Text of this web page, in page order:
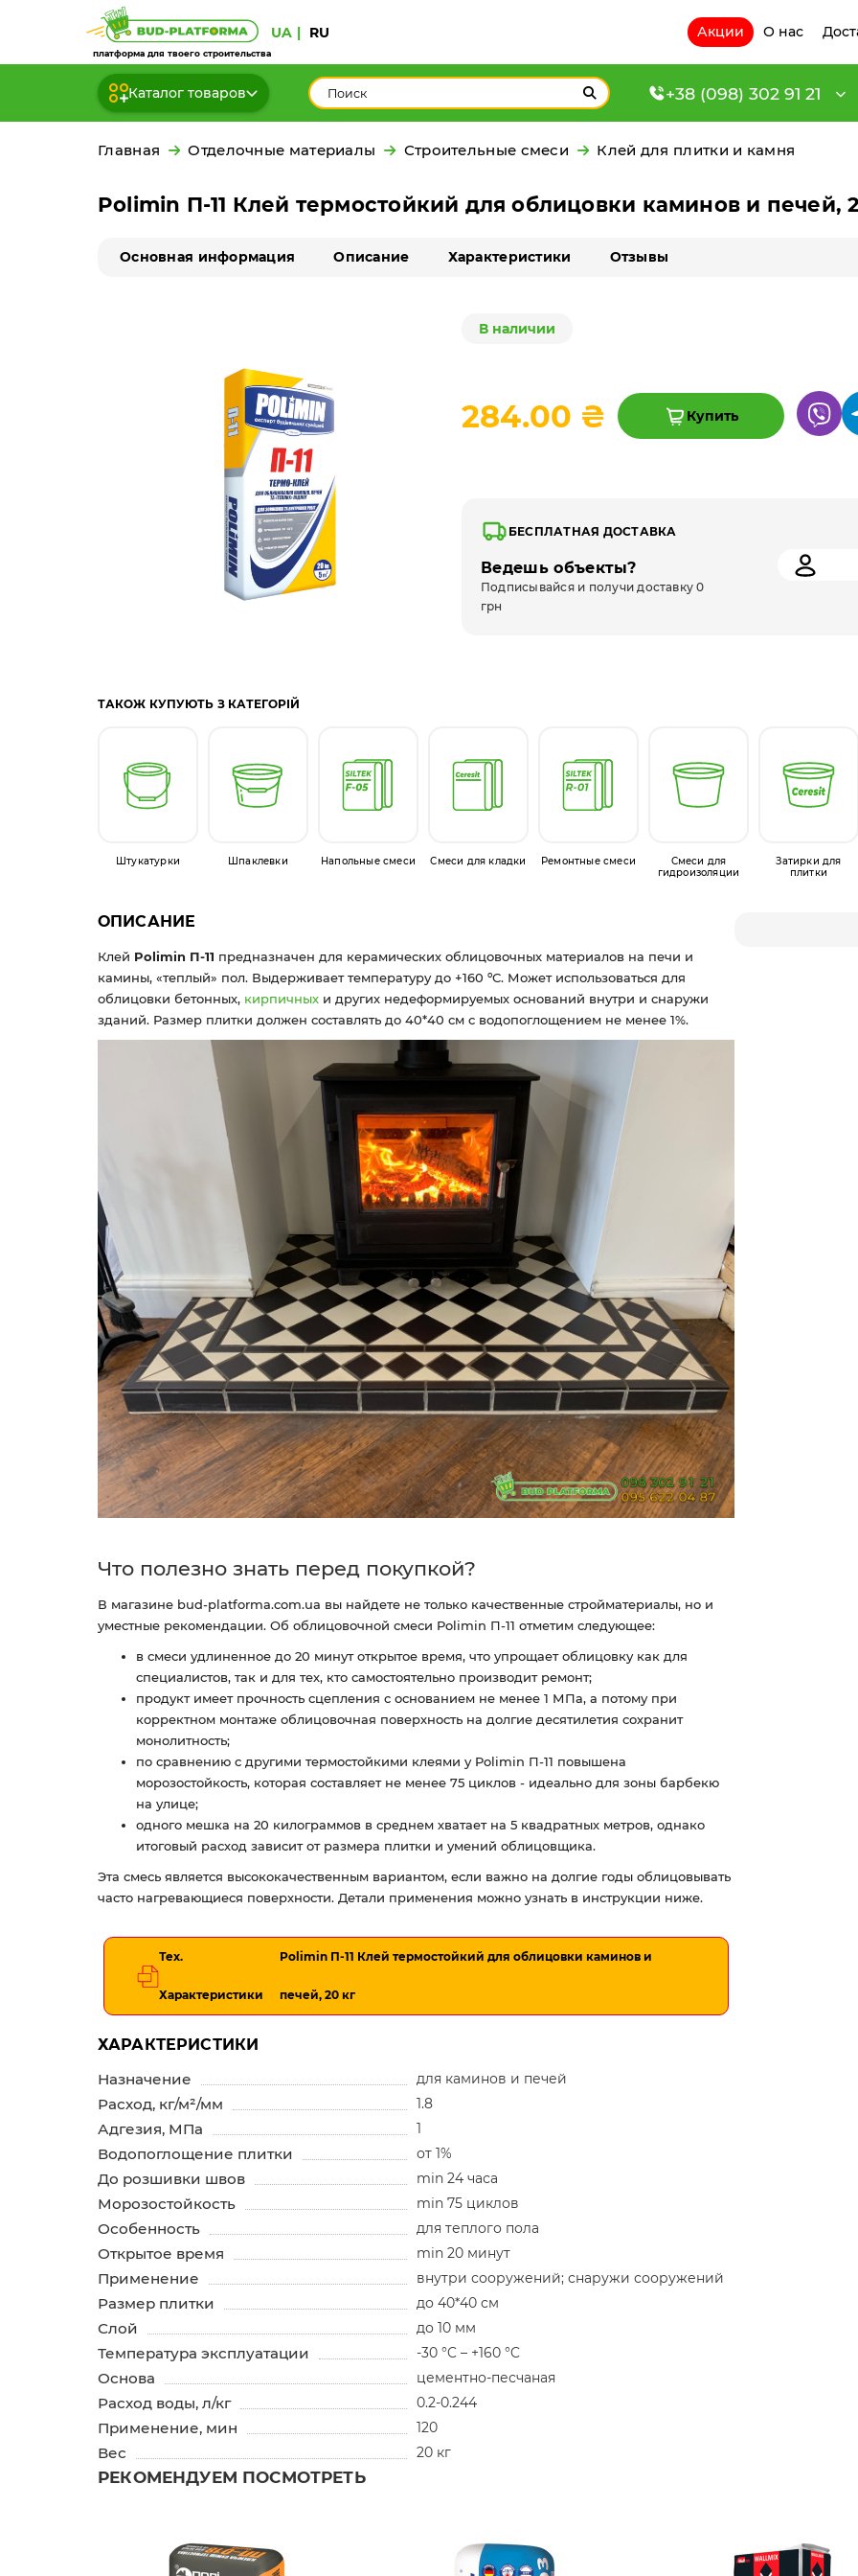
платформа для твоего строительства
UA RU Акции О нас
Каталог товаров +38 (098) 302 91 21
Главная Отделочные материалы Строительные смеси Клей для плитки и камня
Polimin П-11 Клей термостойкий для облицовки каминов и печей,
Основная информация Описание Характеристики Отзывы
В наличии
284.00 ₴ Купить
БЕСПЛАТНАЯ ДОСТАВКА
Ведешь объекты?
Подписывайся и получи доставку 0
грн
ТАКОЖ КУПУЮТЬ З КАТЕГОРІЙ
Штукатурки Шпаклевки Напольные смеси Смеси для кладки Ремонтные смеси
Смеси для
гидроизоляции
Затирки для
плитки
ОПИСАНИЕ
Клей Polimin П-11 предназначен для керамических облицовочных материалов на печи и
камины, «теплый» пол. Выдерживает температуру до +160 ºС. Может использоваться для
облицовки бетонных, кирпичных и других недеформируемых оснований внутри и снаружи
зданий. Размер плитки должен составлять до 40*40 см с водопоглощением не менее 1%.
Что полезно знать перед покупкой?
В магазине bud-platforma.com.ua вы найдете не только качественные стройматериалы, но и
уместные рекомендации. Об облицовочной смеси Polimin П-11 отметим следующее:
в смеси удлиненное до 20 минут открытое время, что упрощает облицовку как для
специалистов, так и для тех, кто самостоятельно производит ремонт;
продукт имеет прочность сцепления с основанием не менее 1 МПа, а потому при
корректном монтаже облицовочная поверхность на долгие десятилетия сохранит
монолитность;
по сравнению с другими термостойкими клеями у Polimin П-11 повышена
морозостойкость, которая составляет не менее 75 циклов - идеально для зоны барбекю
на улице;
одного мешка на 20 килограммов в среднем хватает на 5 квадратных метров, однако
итоговый расход зависит от размера плитки и умений облицовщика.
Эта смесь является высококачественным вариантом, если важно на долгие годы облицовывать
часто нагревающиеся поверхности. Детали применения можно узнать в инструкции ниже.
Тех.
Характеристики
Polimin П-11 Клей термостойкий для облицовки каминов и
печей, 20 кг
ХАРАКТЕРИСТИКИ
Назначение
для каминов и печей
Расход, кг/м²/мм 1.8
Адгезия, МПа 1
Водопоглощение плитки от 1%
До розшивки швов min 24 часа
Морозостойкость min 75 циклов
Особенность для теплого пола
Открытое время min 20 минут
Применение внутри сооружений; снаружи сооружений
Размер плитки до 40*40 см
Слой до 10 мм
Температура эксплуатации -30 °C – +160 °C
Основа цементно-песчаная
Расход воды, л/кг 0.2-0.244
Применение, мин 120
Вес 20 кг
РЕКОМЕНДУЕМ ПОСМОТРЕТЬ